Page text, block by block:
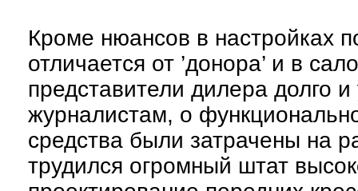
Кроме нюансов в настройках
отличается от ’донора’ и в
представители дилера долго
журналистам, о
средства были затрачены на
трудился огромный штат